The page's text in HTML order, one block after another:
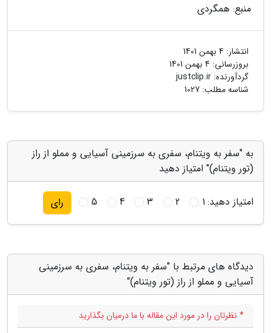
منبع: همگردی
انتشار: 4 بهمن 1401
بروزرسانی: 4 بهمن 1401
گردآورنده: justclip.ir
شناسه مطلب: 1027
به "سفر به ویتنام، سفری به سرزمینی آسیایی و مملو از راز
(تور ویتنام)" امتیاز دهید
امتیاز دهید:1
2
3
4
5 رای
دیدگاه های مرتبط با "سفر به ویتنام، سفری به سرزمینی
آسیایی و مملو از راز (تور ویتنام)"
* نظرتان را در مورد این مقاله با ما درمیان بگذارید